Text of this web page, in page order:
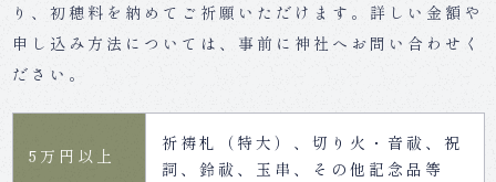
り、初穂料を納めてご祈願いただけます。詳しい金額や
申し込み方法については、事前に神社へお問い合わせく
ださい。
5万円以上
祈祷札（特大）、切り火・音祓、祝
詞、鈴祓、玉串、その他記念品等